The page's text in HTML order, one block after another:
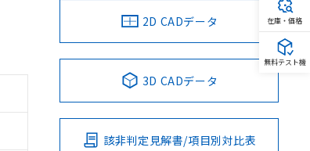
2D CADデータ
3D CADデータ
該非判定見解書/項目別対比表
在庫・価格
無料テスト機